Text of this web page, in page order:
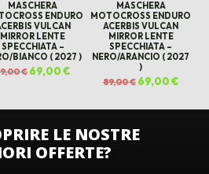
MASCHERA
ENDURO
VULCAN
MIRROR LENTE
SPECCHIATA –
BIANCO ( 2027 )
€Il
prezzo
69,00€
attuale
MASCHERA
MOTOCROSS ENDURO
ACERBIS VULCAN
MIRROR LENTE
SPECCHIATA –
NERO/ARANCIO ( 2027
)
89,00€ Il
prezzo
89,00 €.
69,00€Il
69,00
LE NOSTRE
OFFERTE?